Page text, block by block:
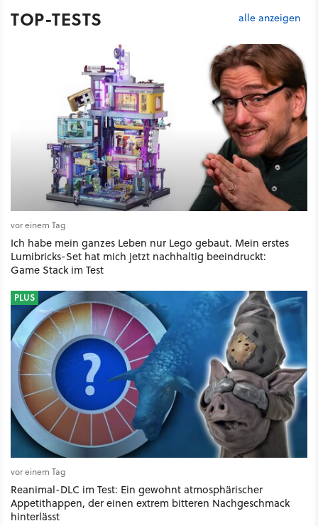
TOP-TESTS alle anzeigen
vor einem Tag
Ich habe mein ganzes Leben nur Lego gebaut. Mein erstes
Lumibricks-Set hat mich jetzt nachhaltig beeindruckt:
Game Stack im Test
PLUS
vor einem Tag
Reanimal-DLC im Test: Ein gewohnt atmosphärischer
Appetithappen, der einen extrem bitteren Nachgeschmack
hinterlässt